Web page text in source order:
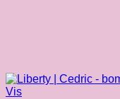
Vis